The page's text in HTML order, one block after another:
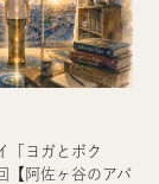
「ヨガとボク
阿佐ヶ谷のアパ